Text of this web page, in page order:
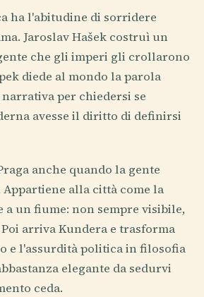
ha l'abitudine di sorridere
Jaroslav Hašek costruì un
che gli imperi gli crollarono
diede al mondo la parola
per chiedersi se
avesse il diritto di definirsi
anche quando la gente
alla città come la
a un fiume: non sempre visibile,
arriva Kundera e trasforma
e l'assurdità politica in filosofia
elegante da sedurvi
ceda.